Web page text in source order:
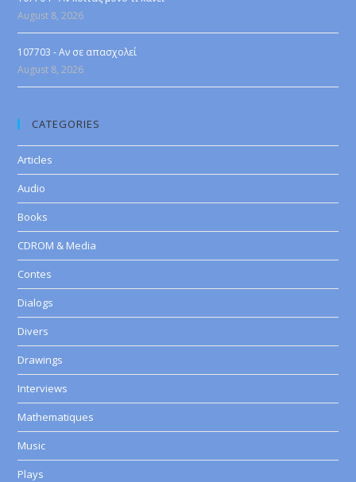
August 8, 2026
107703 - Αν σε απασχολεί
August 8, 2026
CATEGORIES
Articles
Audio
Books
CDROM & Media
Contes
Dialogs
Divers
Drawings
Interviews
Mathematiques
Music
Plays